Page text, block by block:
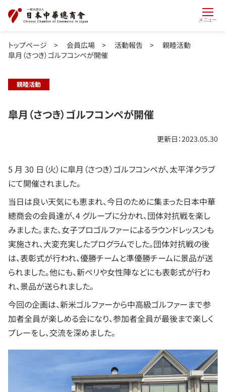
メニュー
トップページ > 会員広場 > 活動報告 > 親睦活動
皐月（さつき）ゴルフコンペが開催
親睦活動
皐月（さつき）ゴルフコンペが開催
更新日：2023.05.30
5 月 30 日（火）に皐月（さつき）ゴルフコンペが、太平洋クラブ
にて開催されました。
当日は良い天気にも恵まれ、今日のために集まった日本中華
總商会の会員達が、4 グループに分かれ、団体対抗戦を楽し
みました。また、女子プロゴルファーによるラウンドレッスンも
実施され、大変充実したプログラムでした。団体対抗戦の後
は、表彰式が行われ、優勝チームと準優勝チームに景品が送
られました。他にも、新ペリや女性陣などにも表彰式が行わ
れ、景品が送られました。
今回の企画は、新米ゴルファーから中高級ゴルファーまで参
加者全員が楽しめる会になり、参加者全員が最後まで楽しく
プレーをし、交流を深めました。